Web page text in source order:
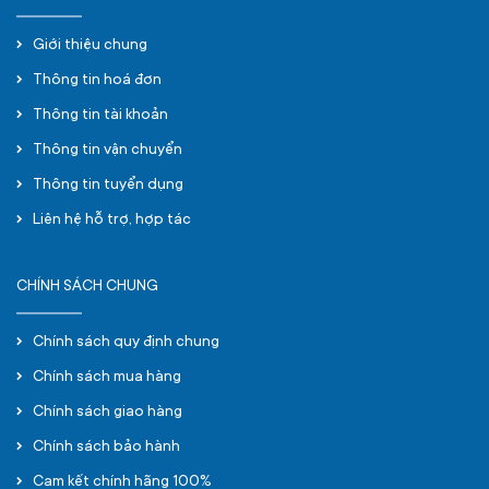
Giới thiệu chung
Thông tin hoá đơn
Thông tin tài khoản
Thông tin vận chuyển
Thông tin tuyển dụng
Liên hệ hỗ trợ, hợp tác
CHÍNH SÁCH CHUNG
Chính sách quy định chung
Chính sách mua hàng
Chính sách giao hàng
Chính sách bảo hành
Cam kết chính hãng 100%